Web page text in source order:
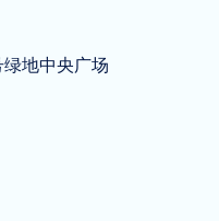
地中央广场